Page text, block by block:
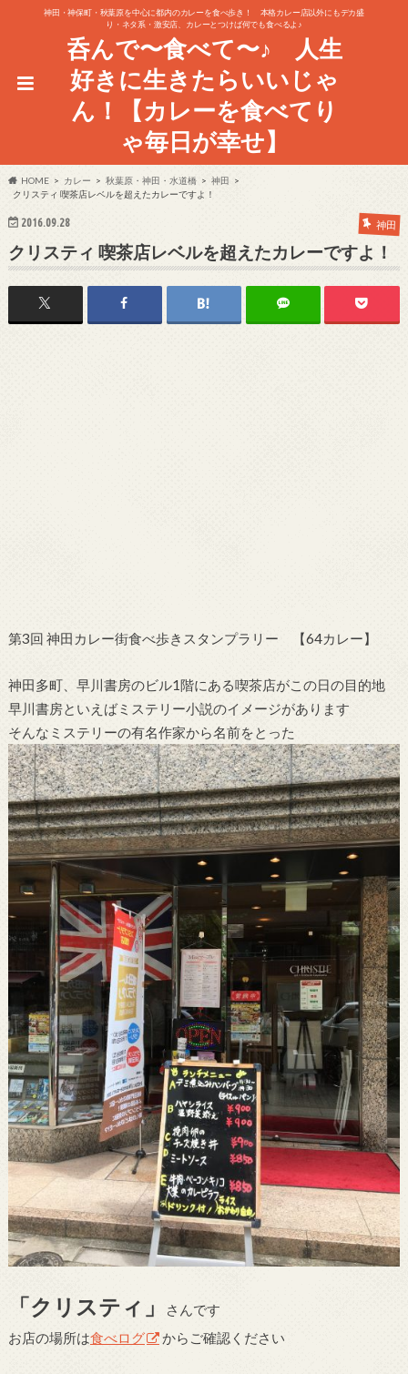
神田・神保町・秋葉原を中心に都内のカレーを食べ歩き！ 本格カレー店以外にもデカ盛
り・ネタ系・激安店、カレーとつけば何でも食べるよ♪
呑んで〜食べて〜♪ 人生
好きに生きたらいいじゃ
ん！【カレーを食べてり
ゃ毎日が幸せ】
HOME カレー 秋葉原・神田・水道橋
神田
クリスティ 喫茶店レベルを超えたカレーですよ！
2016.09.28 神田
クリスティ 喫茶店レベルを超えたカレーですよ！
第3回 神田カレー街食べ歩きスタンプラリー 【64カレー】
神田多町、早川書房のビル1階にある喫茶店がこの日の目的地
早川書房といえばミステリー小説のイメージがあります
そんなミステリーの有名作家から名前をとった
「クリスティ」
さんです
お店の場所は食べログ からご確認ください